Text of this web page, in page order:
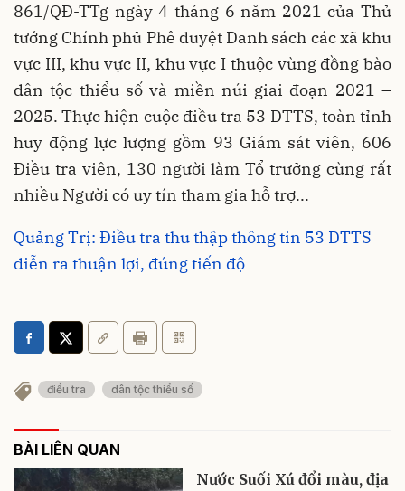
861/QĐ-TTg ngày 4 tháng 6 năm 2021 của Thủ
tướng Chính phủ Phê duyệt Danh sách các xã khu
vực III, khu vực II, khu vực I thuộc vùng đồng bào
dân tộc thiểu số và miền núi giai đoạn 2021 –
2025. Thực hiện cuộc điều tra 53 DTTS, toàn tỉnh
huy động lực lượng gồm 93 Giám sát viên, 606
Điều tra viên, 130 người làm Tổ trưởng cùng rất
nhiều Người có uy tín tham gia hỗ trợ...
Quảng Trị: Điều tra thu thập thông tin 53 DTTS
diễn ra thuận lợi, đúng tiến độ
điều tra dân tộc thiểu số
BÀI LIÊN QUAN
Nước Suối Xú đổi màu, địa